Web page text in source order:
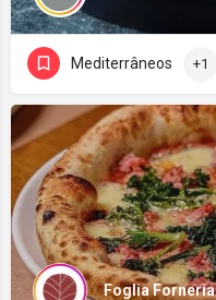
Mediterrâneos +1
Foglia Forneria